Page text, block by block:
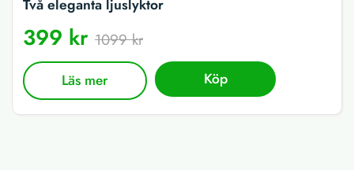
Två eleganta ljuslyktor
399 kr 1099 kr
Läs mer Köp